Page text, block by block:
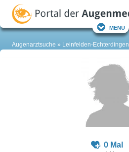
Menü
Augenarztsuche Leinfelden-Echterdingen
0 Mal